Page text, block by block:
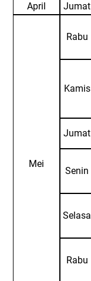
April
Jumat
Mei
Rabu
Kamis
Jumat
Senin
Selasa
Rabu